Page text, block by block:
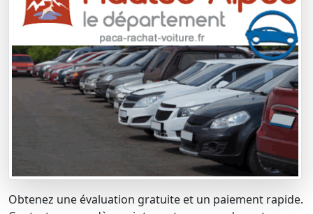
Obtenez une évaluation gratuite et un paiement rapide.